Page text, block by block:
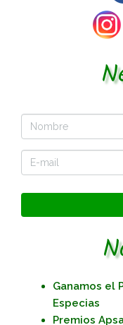
Ganamos el
Especias
Premios